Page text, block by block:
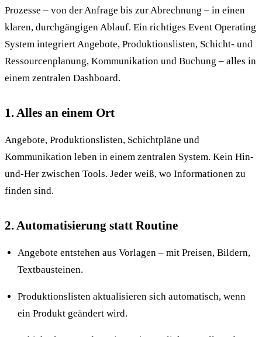
Prozesse – von der Anfrage bis zur Abrechnung – in einen
klaren, durchgängigen Ablauf. Ein richtiges Event Operating
System integriert Angebote, Produktionslisten, Schicht- und
Ressourcenplanung, Kommunikation und Buchung – alles in
einem zentralen Dashboard.
1. Alles an einem Ort
Angebote, Produktionslisten, Schichtpläne und
Kommunikation leben in einem zentralen System. Kein Hin-
und-Her zwischen Tools. Jeder weiß, wo Informationen zu
finden sind.
2. Automatisierung statt Routine
Angebote entstehen aus Vorlagen – mit Preisen, Bildern,
Textbausteinen.
Produktionslisten aktualisieren sich automatisch, wenn
ein Produkt geändert wird.